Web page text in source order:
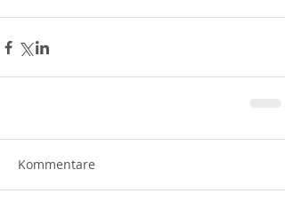
Kommentare